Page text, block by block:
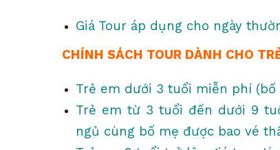
Giá Tour áp dụng cho ngày
CHÍNH SÁCH TOUR DÀNH CHO
Trẻ em dưới 3 tuổi miễn phí
Trẻ em từ 3 tuổi đến dưới 9
ngủ cùng bố mẹ được bao vé